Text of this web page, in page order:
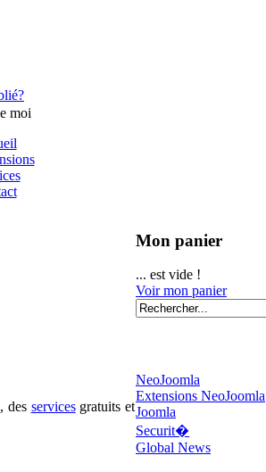
moi
, des servicesgratuits et
Mon panier
... est vide !
Voir mon panier
NeoJoomla
Extensions NeoJoomla
Joomla
Securit�
Global News